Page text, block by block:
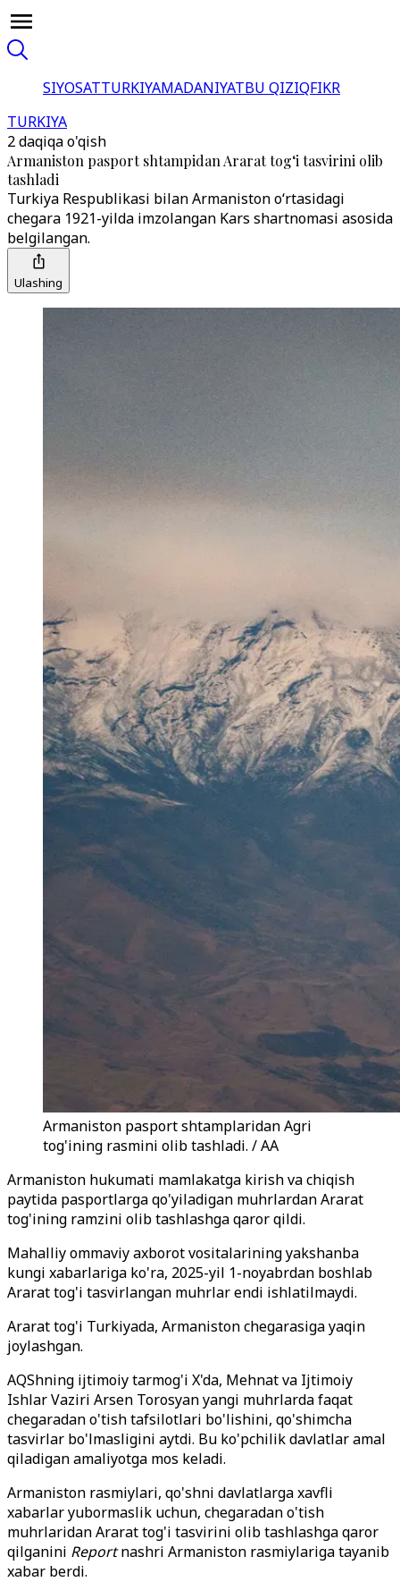
SIYOSATTURKIYAMADANIYATBU QIZIQFIKR
TURKIYA
2 daqiqa o'qish
Armaniston pasport shtampidan Ararat tog‘i tasvirini olib
tashladi
Turkiya Respublikasi bilan Armaniston oʻrtasidagi
chegara 1921-yilda imzolangan Kars shartnomasi asosida
belgilangan.
Ulashing
Armaniston pasport shtamplaridan Agri
tog'ining rasmini olib tashladi. / AA
Armaniston hukumati mamlakatga kirish va chiqish
paytida pasportlarga qo'yiladigan muhrlardan Ararat
tog'ining ramzini olib tashlashga qaror qildi.
Mahalliy ommaviy axborot vositalarining yakshanba
kungi xabarlariga ko'ra, 2025-yil 1-noyabrdan boshlab
Ararat tog'i tasvirlangan muhrlar endi ishlatilmaydi.
Ararat tog'i Turkiyada, Armaniston chegarasiga yaqin
joylashgan.
AQShning ijtimoiy tarmog'i X'da, Mehnat va Ijtimoiy
Ishlar Vaziri Arsen Torosyan yangi muhrlarda faqat
chegaradan o'tish tafsilotlari bo'lishini, qo'shimcha
tasvirlar bo'lmasligini aytdi. Bu ko'pchilik davlatlar amal
qiladigan amaliyotga mos keladi.
Armaniston rasmiylari, qo'shni davlatlarga xavfli
xabarlar yubormaslik uchun, chegaradan o'tish
muhrlaridan Ararat tog'i tasvirini olib tashlashga qaror
qilganini Reportnashri Armaniston rasmiylariga tayanib
xabar berdi.